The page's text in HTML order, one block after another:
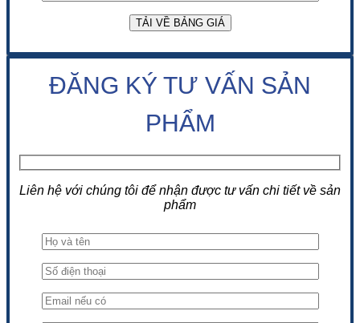
ĐĂNG KÝ TƯ VẤN SẢN
PHẨM
Liên hệ với chúng tôi để nhận được tư vấn chi tiết về sản
phẩm